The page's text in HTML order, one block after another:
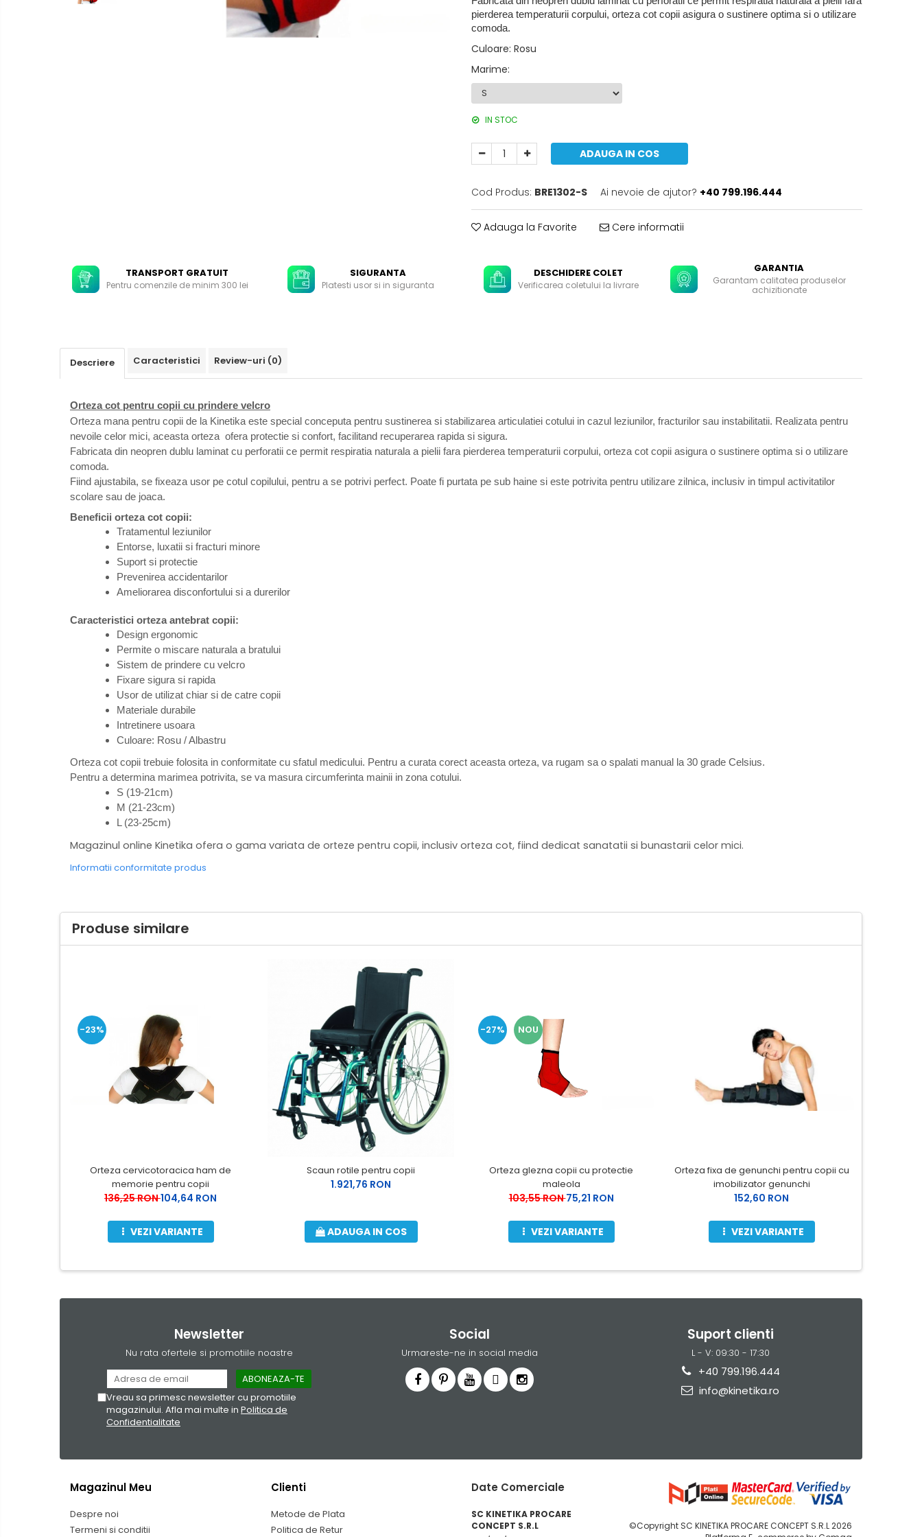
pierderea temperaturii corpului, orteza cot copii asigura o sustinere optima si o utilizare
comoda.
Culoare: Rosu
Marime:
IN STOC
ADAUGA IN COS
Cod Produs: BRE1302-S Ai nevoie de ajutor? +40 799.196.444
Adauga la Favorite Cere informatii
TRANSPORT GRATUIT
Pentru comenzile de minim 300 lei
SIGURANTA
Platesti usor si in siguranta
DESCHIDERE COLET
Verificarea coletului la livrare
GARANTIA
Garantam calitatea produselor
achizitionate
Descriere Caracteristici Review-uri (0)
Orteza cot pentru copii cu prindere velcro
Orteza mana pentru copii de la Kinetika este special conceputa pentru sustinerea si stabilizarea articulatiei cotului in cazul leziunilor, fracturilor sau instabilitatii. Realizata pentru
nevoile celor mici, aceasta orteza ofera protectie si confort, facilitand recuperarea rapida si sigura.
Fabricata din neopren dublu laminat cu perforatii ce permit respiratia naturala a pielii fara pierderea temperaturii corpului, orteza cot copii asigura o sustinere optima si o utilizare
comoda.
Fiind ajustabila, se fixeaza usor pe cotul copilului, pentru a se potrivi perfect. Poate fi purtata pe sub haine si este potrivita pentru utilizare zilnica, inclusiv in timpul activitatilor
scolare sau de joaca.
Beneficii orteza cot copii:
Tratamentul leziunilor
Entorse, luxatii si fracturi minore
Suport si protectie
Prevenirea accidentarilor
Ameliorarea disconfortului si a durerilor
Caracteristici orteza antebrat copii:
Design ergonomic
Permite o miscare naturala a bratului
Sistem de prindere cu velcro
Fixare sigura si rapida
Usor de utilizat chiar si de catre copii
Materiale durabile
Intretinere usoara
Culoare: Rosu / Albastru
Orteza cot copii trebuie folosita in conformitate cu sfatul medicului. Pentru a curata corect aceasta orteza, va rugam sa o spalati manual la 30 grade Celsius.
Pentru a determina marimea potrivita, se va masura circumferinta mainii in zona cotului.
S (19-21cm)
M (21-23cm)
L (23-25cm)
Magazinul online Kinetika ofera o gama variata de orteze pentru copii, inclusiv orteza cot, fiind dedicat sanatatii si bunastarii celor mici.
Informatii conformitate produs
Produse similare
-23%
Orteza cervicotoracica ham de
memorie pentru copii
136,25 RON104,64 RON
VEZI VARIANTE
Scaun rotile pentru copii
1.921,76 RON
ADAUGA IN COS
-27% NOU
Orteza glezna copii cu protectie
maleola
103,55 RON75,21 RON
VEZI VARIANTE
Orteza fixa de genunchi pentru copii cu
imobilizator genunchi
152,60 RON
VEZI VARIANTE
Newsletter
Nu rata ofertele si promotiile noastre
Vreau sa primesc newsletter cu promotiile
magazinului. Afla mai multe in Politica de
Confidentialitate
Social
Urmareste-ne in social media
Suport clienti
L - V: 09:30 - 17:30
+40 799.196.444
info@kinetika.ro
Magazinul Meu
Despre noi
Termeni si conditii
Clienti
Metode de Plata
Politica de Retur
Date Comerciale
SC KINETIKA PROCARE
CONCEPT S.R.L
©Copyright SC KINETIKA PROCARE CONCEPT S.R.L 2026